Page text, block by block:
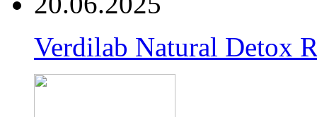
Verdilab Natural Detox